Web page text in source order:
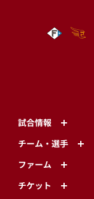
試合情報
チーム・選手
ファーム
チケット